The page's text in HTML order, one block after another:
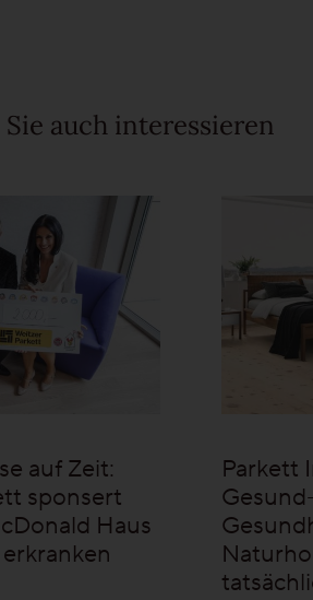
auch interessieren
auf Zeit:
sponsert
Haus
Parkett